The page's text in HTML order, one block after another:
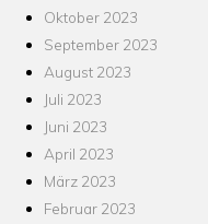
Oktober 2023
September 2023
August 2023
Juli 2023
Juni 2023
April 2023
März 2023
Februar 2023